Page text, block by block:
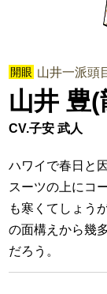
開眼 山井一派頭
山井 豊(
CV.子安 武人
ハワイで春日と
スーツの上にコ
も寒くてしょう
の面構えから幾
だろう。